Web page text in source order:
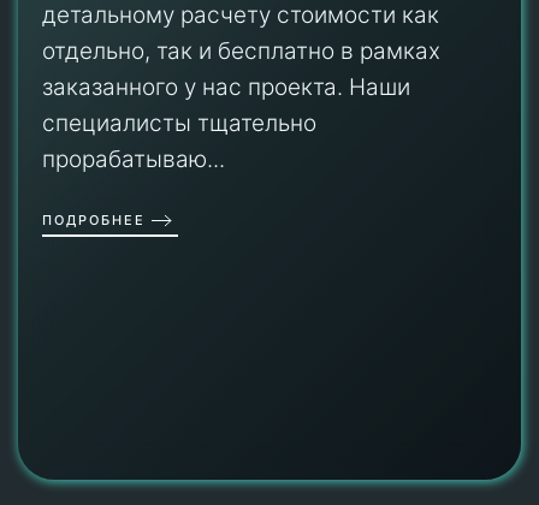
детальному расчету стоимости как
отдельно, так и бесплатно в рамках
заказанного у нас проекта. Наши
специалисты тщательно
прорабатываю...
ПОДРОБНЕЕ